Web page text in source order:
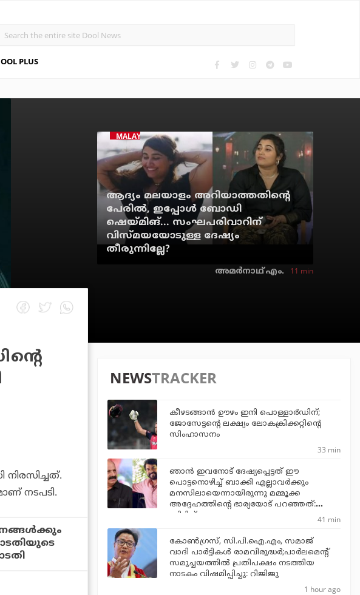
PLUS
MALAYALAM CINEMA
ആദ്യം മലയാളം അറിയാത്തതിന്റെ
പേരില്‍, ഇപ്പോള്‍ ബോഡി
ഷെയ്മിങ്... സംഘപരിവാറിന്
വിസ്മയയോടുള്ള ദേഷ്യം
തീരുന്നില്ലേ?
അമര്‍നാഥ് എം. 11 min
നടപടി.
NEWSTRACKER
കീഴടങ്ങാന്‍ ഊഴം ഇനി പൊള്ളാര്‍ഡിന്;
ജോസേട്ടന്റെ ലക്ഷ്യം ലോകക്രിക്കറ്റിന്റെ
സിംഹാസനം
33 min
ഞാന്‍ ഇവനോട് ദേഷ്യപ്പെട്ടത് ഈ
പൊട്ടനൊഴിച്ച് ബാക്കി എല്ലാവര്‍ക്കും
മനസിലായെന്നായിരുന്നു മമ്മൂക്ക
അദ്ദേഹത്തിന്റെ ഭാര്യയോട് പറഞ്ഞത്:
സിദ്ദിഖ്
41 min
കോണ്‍ഗ്രസ്, സി.പി.ഐ.എം, സമാജ്
വാദി പാര്‍ട്ടികള്‍ രാമവിരുദ്ധര്‍;പാര്‍ലമെന്റ്
സമുച്ചയത്തില്‍ പ്രതിപക്ഷം നടത്തിയ
നാടകം വിഷമിപ്പിച്ചു: റിജിജു
1 hour ago